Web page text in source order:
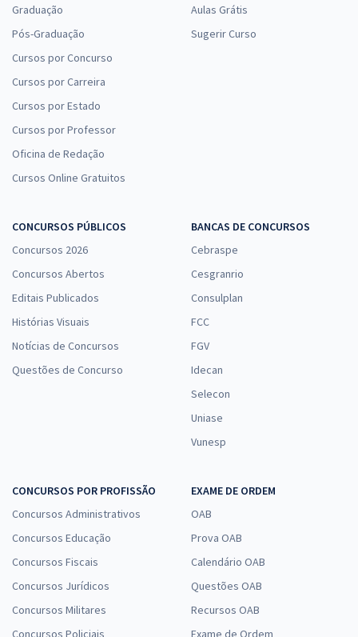
Graduação
Pós-Graduação
Cursos por Concurso
Cursos por Carreira
Cursos por Estado
Cursos por Professor
Oficina de Redação
Cursos Online Gratuitos
Aulas Grátis
Sugerir Curso
CONCURSOS PÚBLICOS
Concursos 2026
Concursos Abertos
Editais Publicados
Histórias Visuais
Notícias de Concursos
Questões de Concurso
BANCAS DE CONCURSOS
Cebraspe
Cesgranrio
Consulplan
FCC
FGV
Idecan
Selecon
Uniase
Vunesp
CONCURSOS POR PROFISSÃO
Concursos Administrativos
Concursos Educação
Concursos Fiscais
Concursos Jurídicos
Concursos Militares
Concursos Policiais
EXAME DE ORDEM
OAB
Prova OAB
Calendário OAB
Questões OAB
Recursos OAB
Exame de Ordem